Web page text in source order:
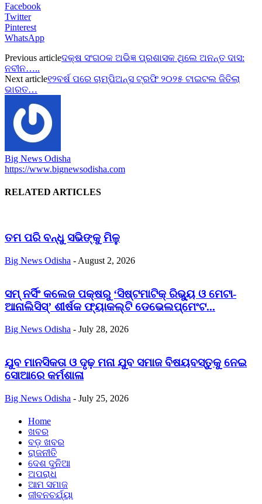
Facebook
Twitter
Pinterest
WhatsApp
Previous articleଦକ୍ଷ ସଂଗଠକ ଅଭିଜ୍ଞ ପ୍ରଶାସକ ଥିଲେ ଅନନ୍ତ ଦାସ:
ନବୀନ…..
Next article୧୨ବର୍ଷ ପରେ ଚାମ୍ପିଅନ୍ସ ଟ୍ରଫି ୨୦୨୫ ଟାଇଟଲ ଜିତିଲା
ଭାରତ…
Big News Odisha
https://www.bignewsodisha.com
RELATED ARTICLES
ତମ ପରି ବନ୍ଧୁ ସଭିଙ୍କୁ ମିଳୁ
Big News Odisha - August 2, 2026
ସମ୍ ନର୍ସିଂ କଲେଜ ପକ୍ଷରୁ ‘ସିଷ୍ଟମାଟିକ୍ ରିଭ୍ୟୁ ଓ ମେଟା-
ଆନାଲିସିସ୍‌’ ଶୀର୍ଷକ ଫ୍ୟାକଲ୍ଟି ଡେଭେଲପ୍‌ମେଂଟ...
Big News Odisha - July 28, 2026
ଯୁବ ମାନସିକତା ଓ ଦୃଢ଼ ମନା ଯୁବ ସମାଜ ବିଷୟବସ୍ତୁକୁ ନେଇ
ସୋଆରେ କର୍ମଶାଳା
Big News Odisha - July 25, 2026
Home
ଖବର
ବଡ଼ ଖବର
ରାଜନୀତି
ଦେଶ ଦୁନିଆ
ଅପରାଧ
ଆମ ସମାଜ
ଜୀବନଚର୍ଯ୍ୟା